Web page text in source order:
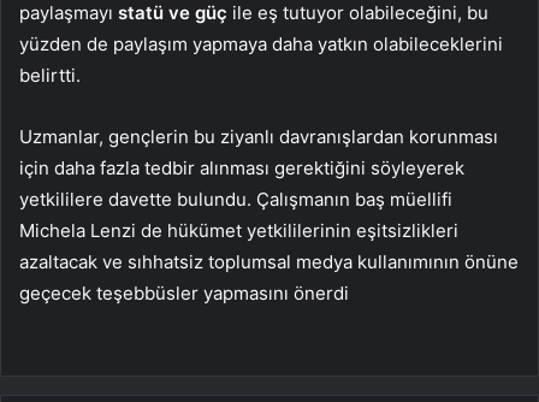
paylaşmayı statü ve güç ile eş tutuyor olabileceğini, bu
yüzden de paylaşım yapmaya daha yatkın olabileceklerini
belirtti.
Uzmanlar, gençlerin bu ziyanlı davranışlardan korunması
için daha fazla tedbir alınması gerektiğini söyleyerek
yetkililere davette bulundu. Çalışmanın baş müellifi
Michela Lenzi de hükümet yetkililerinin eşitsizlikleri
azaltacak ve sıhhatsiz toplumsal medya kullanımının önüne
geçecek teşebbüsler yapmasını önerdi